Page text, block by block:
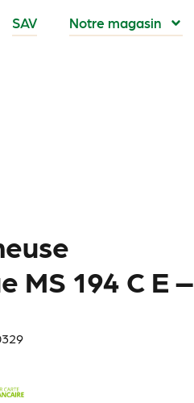
SAV
Notre magasin
MS 194 C E –